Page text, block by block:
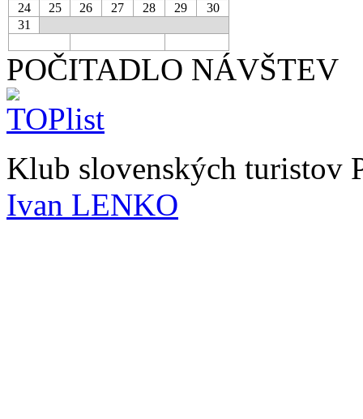
24
25 26 27 28 29
30
31
POČITADLO NÁVŠTEV
Klub slovenských turistov
Ivan LENKO